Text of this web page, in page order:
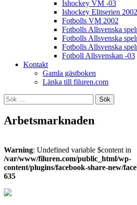
Ishockey VM -03
Ishockey Elitserien
Fotbolls VM 2002
Fotbolls Allsvenska
Fotbolls Allsvenska
Fotbolls Allsvenska
Fotboll Allsvenskan -03
Kontakt
Gamla gästboken
Länka till filuren.com
Sök
efter:
Arbetsmarknaden
Warning: Undefined variable $content in
/var/www/filuren.com/public_html/wp-
content/plugins/facebook-share-new/
635